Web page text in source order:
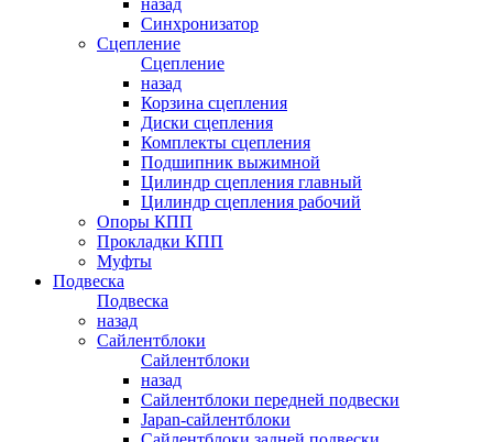
назад
Синхронизатор
Сцепление
Сцепление
назад
Корзина сцепления
Диски сцепления
Комплекты сцепления
Подшипник выжимной
Цилиндр сцепления главный
Цилиндр сцепления рабочий
Опоры КПП
Прокладки КПП
Муфты
Подвеска
Подвеска
назад
Сайлентблоки
Сайлентблоки
назад
Сайлентблоки передней подвески
Japan-сайлентблоки